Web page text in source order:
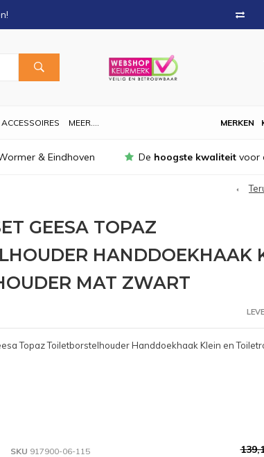
ACCESSOIRES MEER.... MERKEN
& Eindhoven De hoogste kwaliteit voor
GEESA TOPAZ
HANDDOEKHAAK
MAT ZWART
Topaz Toiletborstelhouder Handdoekhaak Klein en
SKU 917900-06-115